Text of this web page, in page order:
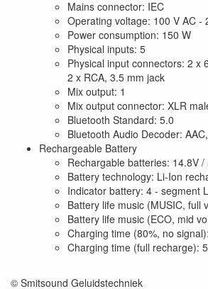
Mains connector: IEC
Operating voltage: 100 V AC -
Power consumption: 150 W
Physical inputs: 5
Physical input connectors: 2 x
2 x RCA, 3.5 mm jack
Mix output: 1
Mix output connector: XLR
Bluetooth Standard: 5.0
Bluetooth Audio Decoder:
Rechargeable Battery
Rechargable batteries: 14.8V /
Battery technology: Li-Ion
Indicator battery: 4 - segment
Battery life music (MUSIC, full
Battery life music (ECO, mid
Charging time (80%, no
Charging time (full recharge):
© Smitsound Geluidstechniek